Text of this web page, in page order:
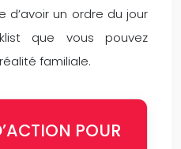
d’avoir un ordre du jour
que vous pouvez
familiale.
POUR